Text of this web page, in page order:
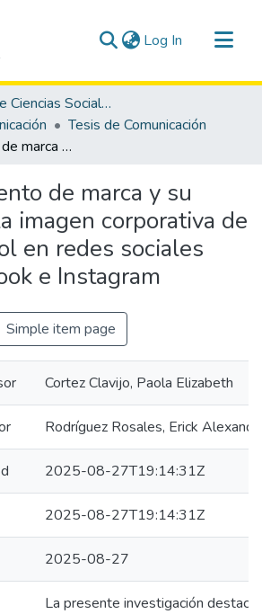
Log In (current)
Facultad de Ciencias Sociales y de la Salud
Tesis de Comunicación
Posicionamiento de marca y su impacto en la imagen corporativa de la ruta del sol en redes sociales como Facebook e Instagram
de marca y su
imagen corporativa de
en redes sociales
e Instagram
Simple item page
Cortez Clavijo, Paola Elizabeth
Rodríguez Rosales, Erick
2025-08-27T19:14:31Z
2025-08-27T19:14:31Z
2025-08-27
La presente investigación destaca